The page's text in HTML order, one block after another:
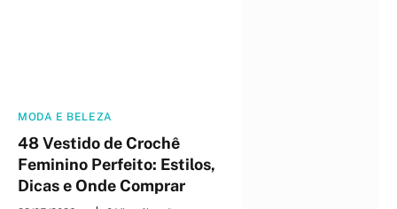
MODA E BELEZA
48 Vestido de Crochê
Feminino Perfeito: Estilos,
Dicas e Onde Comprar